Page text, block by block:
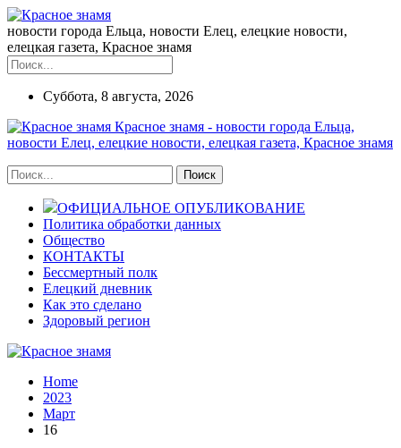
новости города Ельца, новости Елец, елецкие новости,
елецкая газета, Красное знамя
Суббота, 8 августа, 2026
Красное знамя - новости города Ельца,
новости Елец, елецкие новости, елецкая газета, Красное знамя
ОФИЦИАЛЬНОЕ ОПУБЛИКОВАНИЕ
Политика обработки данных
Общество
КОНТАКТЫ
Бессмертный полк
Елецкий дневник
Как это сделано
Здоровый регион
Home
2023
Март
16